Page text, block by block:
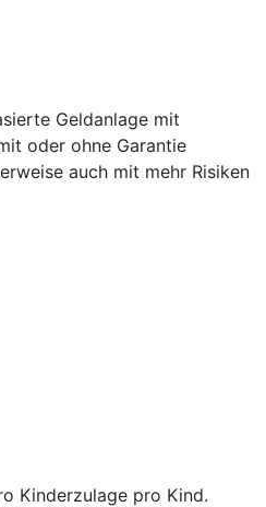
Geldanlage mit
oder ohne Garantie
auch mit mehr Risiken
Kinderzulage pro Kind.